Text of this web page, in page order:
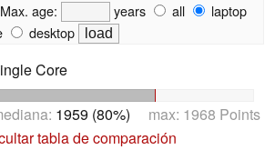
Max. age: years all
laptop
desktop
Core
1959 (80%) max: 1968 Points
tabla de comparación